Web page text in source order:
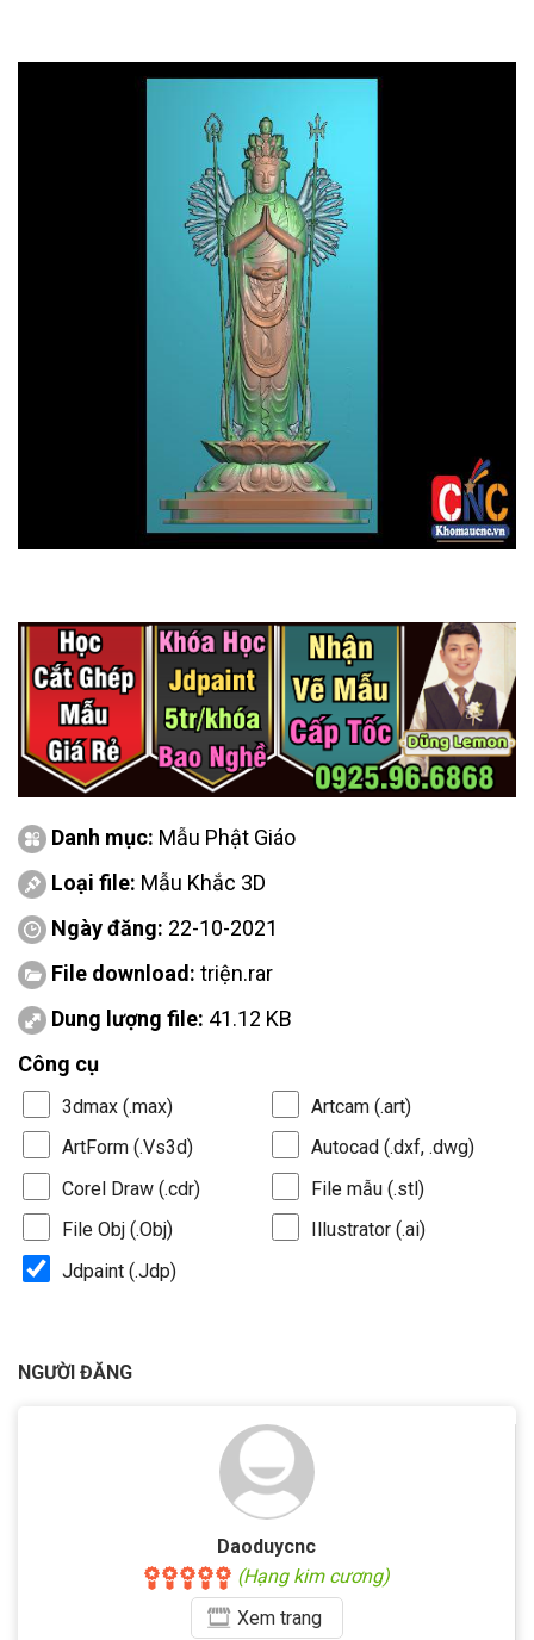
Danh mục: Mẫu Phật Giáo
Loại file: Mẫu Khắc 3D
Ngày đăng: 22-10-2021
File download: triện.rar
Dung lượng file: 41.12 KB
Công cụ
3dmax (.max)
Artcam (.art)
ArtForm (.Vs3d)
Autocad (.dxf, .dwg)
Corel Draw (.cdr)
File mẫu (.stl)
File Obj (.Obj)
Illustrator (.ai)
Jdpaint (.Jdp)
NGƯỜI ĐĂNG
Daoduycnc
(Hạng kim cương)
Xemtrang